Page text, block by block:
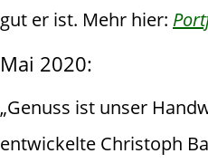
gut er ist. Mehr hier:
Mai 2020:
„Genuss ist unser
entwickelte Christoph